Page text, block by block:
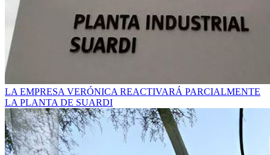
LA EMPRESA VERÓNICA REACTIVARÁ PARCIALMENTE
LA PLANTA DE SUARDI